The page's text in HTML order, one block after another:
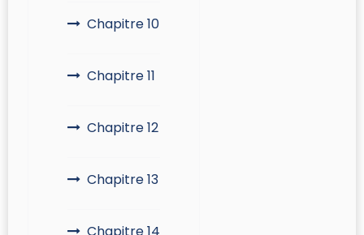
Chapitre 10
Chapitre 11
Chapitre 12
Chapitre 13